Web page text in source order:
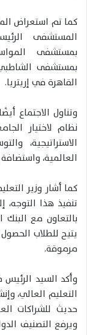
كما تم استعراض
المستشفى
بمستشفى
بمستشفى
القاهرة في إريتريا.
وتناول الاجتماع
نظام لاختيار
الاستراتيجية،
العالمية،
كما أشار وزير
تنفيذ هذا
بالتعاون مع البنك
يتيح للطلاب
مرموقة.
وأكد السيد
التعليم العالي،
حديث للشراكات
ويرفع التصنيف